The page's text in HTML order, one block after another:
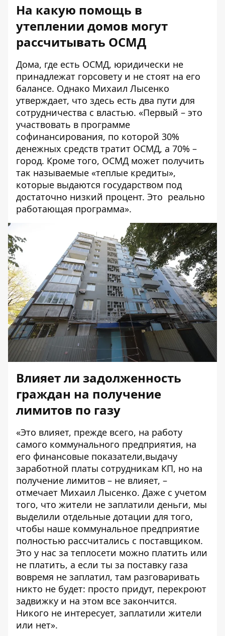
На какую помощь в
утеплении домов могут
рассчитывать ОСМД
Дома, где есть ОСМД, юридически не
принадлежат горсовету и не стоят на его
балансе. Однако Михаил Лысенко
утверждает, что здесь есть два пути для
сотрудничества с властью. «Первый – это
участвовать в программе
софинансирования, по которой 30%
денежных средств тратит ОСМД, а 70% –
город. Кроме того, ОСМД может получить
так называемые «теплые кредиты»,
которые выдаются государством под
достаточно низкий процент. Это реально
работающая программа».
Влияет ли задолженность
граждан на получение
лимитов по газу
«Это влияет, прежде всего, на работу
самого коммунального предприятия, на
его финансовые показатели,выдачу
заработной платы сотрудникам КП, но на
получение лимитов – не влияет, –
отмечает Михаил Лысенко. Даже с учетом
того, что жители не заплатили деньги, мы
выделили отдельные дотации для того,
чтобы наше коммунальное предприятие
полностью рассчитались с поставщиком.
Это у нас за теплосети можно платить или
не платить, а если ты за поставку газа
вовремя не заплатил, там разговаривать
никто не будет: просто придут, перекроют
задвижку и на этом все закончится.
Никого не интересует, заплатили жители
или нет».